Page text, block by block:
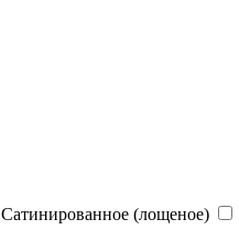
Сатинированное (лощеное)